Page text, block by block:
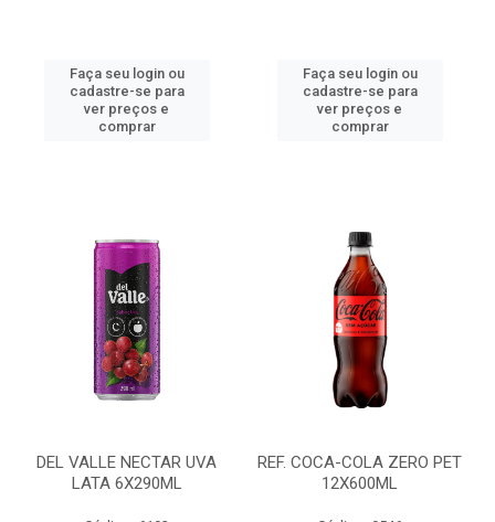
Faça seu login ou
cadastre-se para
ver preços e
comprar
Faça seu login ou
cadastre-se para
ver preços e
comprar
DEL VALLE NECTAR UVA
LATA 6X290ML
REF. COCA-COLA ZERO PET
12X600ML